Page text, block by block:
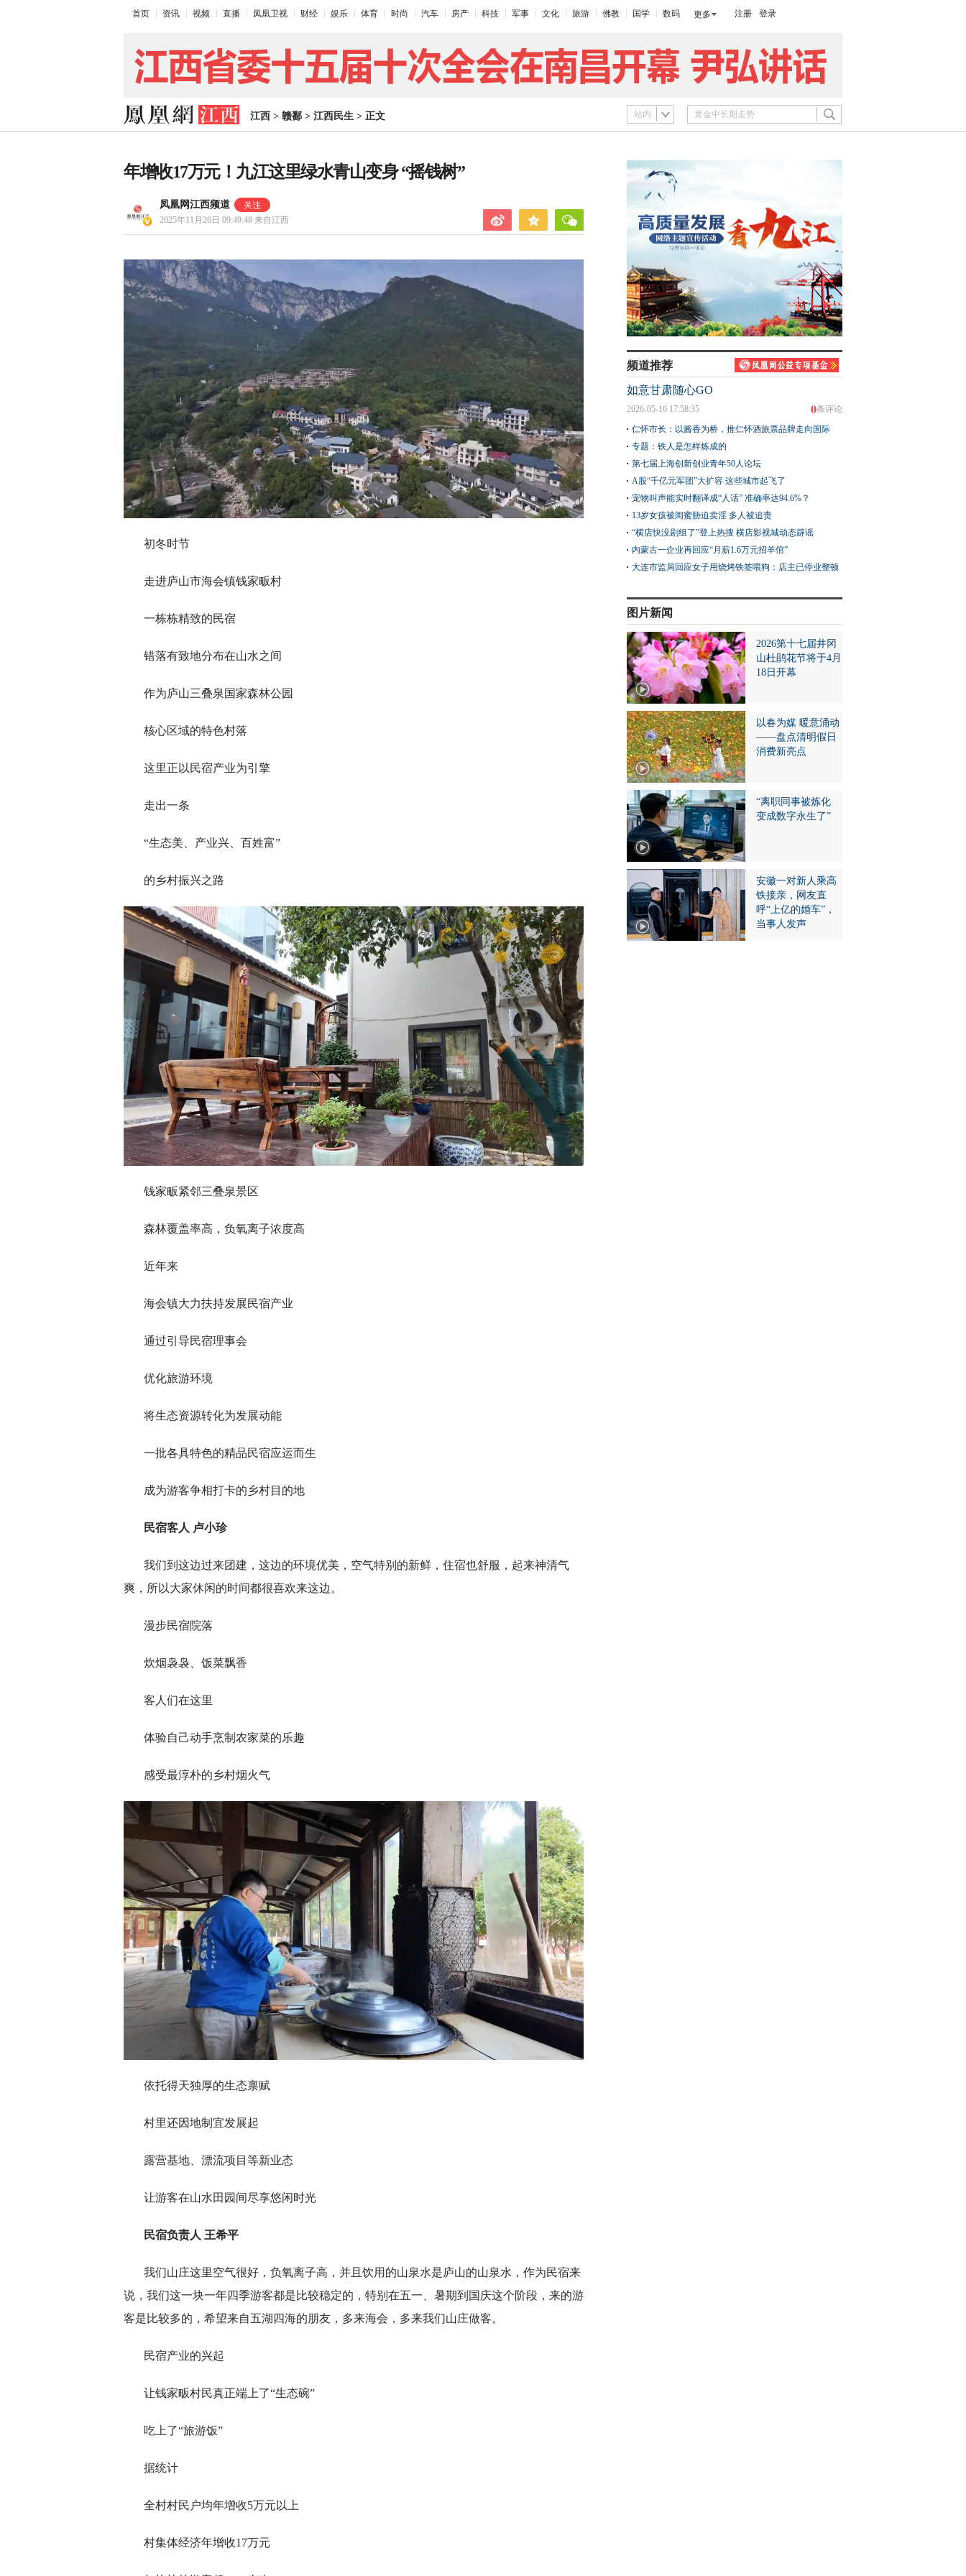
首页 资讯 视频 直播 凤凰卫视 财经 娱乐 体育 时尚 汽车 房产 科技 军事 文化 旅游 佛教 国学 数码 更多 注册 登录
江西 > 赣鄱 > 江西民生 > 正文 站内
年增收17万元！九江这里绿水青山变身 “摇钱树”
凤凰网江西频道
2025年11月26日 09:49:48 来自江西
初冬时节
走进庐山市海会镇钱家畈村
一栋栋精致的民宿
错落有致地分布在山水之间
作为庐山三叠泉国家森林公园
核心区域的特色村落
这里正以民宿产业为引擎
走出一条
“生态美、产业兴、百姓富”
的乡村振兴之路
钱家畈紧邻三叠泉景区
森林覆盖率高，负氧离子浓度高
近年来
海会镇大力扶持发展民宿产业
通过引导民宿理事会
优化旅游环境
将生态资源转化为发展动能
一批各具特色的精品民宿应运而生
成为游客争相打卡的乡村目的地
民宿客人 卢小珍
我们到这边过来团建，这边的环境优美，空气特别的新鲜，住宿也舒服，起来神清气
爽，所以大家休闲的时间都很喜欢来这边。
漫步民宿院落
炊烟袅袅、饭菜飘香
客人们在这里
体验自己动手烹制农家菜的乐趣
感受最淳朴的乡村烟火气
依托得天独厚的生态禀赋
村里还因地制宜发展起
露营基地、漂流项目等新业态
让游客在山水田园间尽享悠闲时光
民宿负责人 王希平
我们山庄这里空气很好，负氧离子高，并且饮用的山泉水是庐山的山泉水，作为民宿来
说，我们这一块一年四季游客都是比较稳定的，特别在五一、暑期到国庆这个阶段，来的游
客是比较多的，希望来自五湖四海的朋友，多来海会，多来我们山庄做客。
民宿产业的兴起
让钱家畈村民真正端上了“生态碗”
吃上了“旅游饭”
据统计
全村村民户均年增收5万元以上
村集体经济年增收17万元
频道推荐
如意甘肃随心GO
0条评论
2026-05-16 17:58:35
仁怀市长：以酱香为桥，推仁怀酒旅票品牌走向国际
专题：铁人是怎样炼成的
第七届上海创新创业青年50人论坛
A股“千亿元军团”大扩容 这些城市起飞了
宠物叫声能实时翻译成“人话” 准确率达94.6%？
13岁女孩被闺蜜胁迫卖淫 多人被追责
“横店快没剧组了”登上热搜 横店影视城动态辟谣
内蒙古一企业再回应“月薪1.6万元招羊倌”
大连市监局回应女子用烧烤铁签喂狗：店主已停业整顿
图片新闻
2026第十七届井冈
山杜鹃花节将于4月
18日开幕
以春为媒 暖意涌动
——盘点清明假日
消费新亮点
“离职同事被炼化
变成数字永生了”
安徽一对新人乘高
铁接亲，网友直
呼“上亿的婚车”，
当事人发声